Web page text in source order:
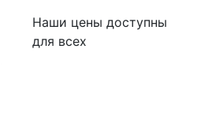
Наши цены доступны
для всех